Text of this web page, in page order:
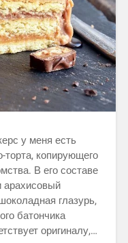
у меня есть
торта, копирующего
В его составе
арахисовый
глазурь,
батончика
оригиналу,…